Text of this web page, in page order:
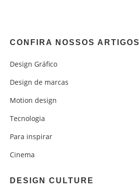
CONFIRA NOSSOS ARTIGOS
Design Gráfico
Design de marcas
Motion design
Tecnologia
Para inspirar
Cinema
DESIGN CULTURE